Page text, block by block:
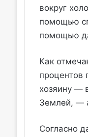
вокруг
помощью
помощью
Как
процентов
хозяину —
Землей, —
Согласно